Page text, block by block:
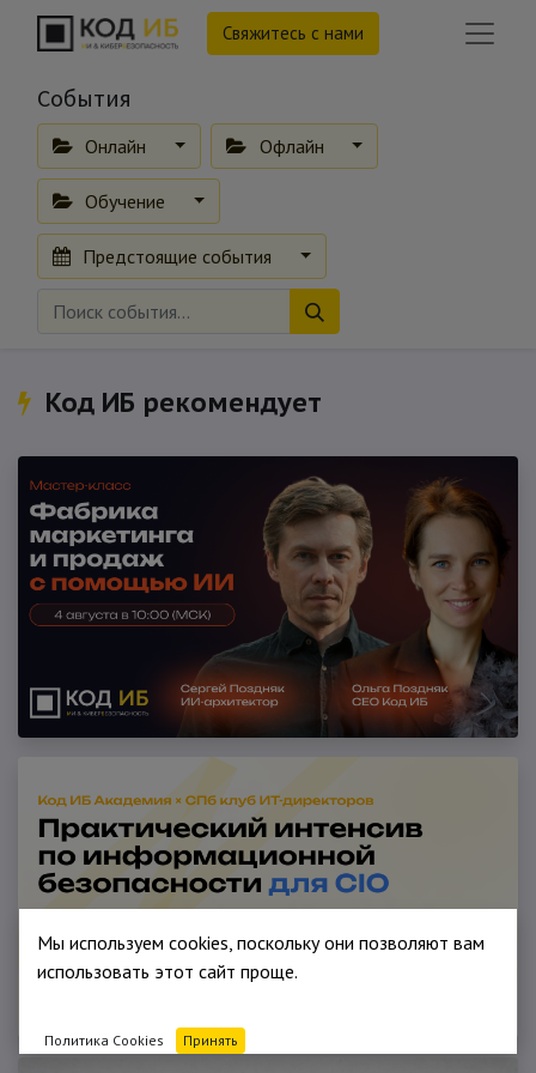
Свяжитесь с нами
События
Онлайн Офлайн
Обучение
Предстоящие события
Код ИБ рекомендует
Мы используем cookies, поскольку они позволяют вам
использовать этот сайт проще.
Политика Cookies Принять